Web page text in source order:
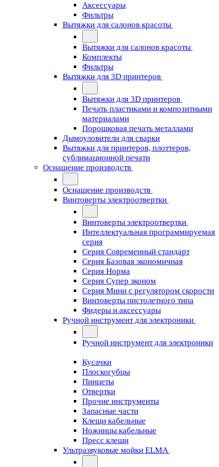
Аксессуары
Фильтры
Вытяжки для салонов красоты
Вытяжки для салонов красоты
Комплекты
Фильтры
Вытяжки для 3D принтеров
Вытяжки для 3D принтеров
Печать пластиками и композитными
материалами
Порошковая печать металлами
Дымоуловители для сварки
Вытяжки для принтеров, плоттеров,
сублимационной печати
Оснащение производств
Оснащение производств
Винтоверты электроотвертки
Винтоверты электроотвертки
Интеллектуальная программируемая
серия
Серия Современный стандарт
Серия Базовая экономичная
Серия Норма
Серия Cупер эконом
Серия Мини с регулятором скорости
Винтоверты пистолетного типа
Фидеры и аксессуары
Ручной инструмент для электроники
Ручной инструмент для электроники
Кусачки
Плоскогубцы
Пинцеты
Отвертки
Прочие инструменты
Запасные части
Клещи кабельные
Ножницы кабельные
Пресс клещи
Ультразвуковые мойки ELMA